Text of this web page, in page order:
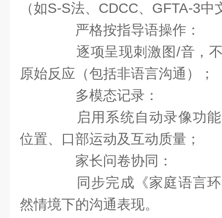
（如S-S法、CDCC、GFTA-3中
严格按指导语操作：
逐项呈现刺激图/音，不
原始反应（包括非语言沟通）；
多模态记录：
启用系统自动录像功能
位置、口部运动及互动质量；
家长问卷协同：
同步完成《家庭语言环
然情境下的沟通表现。